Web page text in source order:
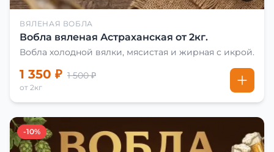
ВЯЛЕНАЯ ВОБЛА
Вобла вяленая Астраханская от 2кг.
Вобла холодной вялки, мясистая и жирная с икрой.
1 350 ₽ 1 500 ₽
от 2кг
-10%